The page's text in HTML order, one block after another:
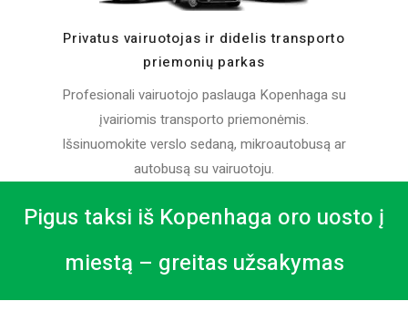
Privatus vairuotojas ir didelis transporto
priemonių parkas
Profesionali vairuotojo paslauga Kopenhaga su
įvairiomis transporto priemonėmis.
Išsinuomokite verslo sedaną, mikroautobusą ar
autobusą su vairuotoju.
Pigus taksi iš Kopenhaga oro uosto į
miestą – greitas užsakymas